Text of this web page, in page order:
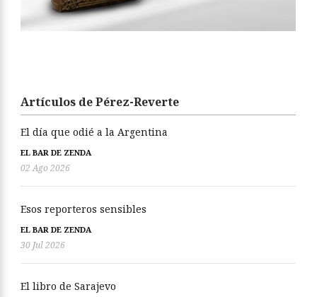
Artículos de Pérez-Reverte
El día que odié a la Argentina
EL BAR DE ZENDA
02 Ago 2026
Esos reporteros sensibles
EL BAR DE ZENDA
30 Jul 2026
El libro de Sarajevo